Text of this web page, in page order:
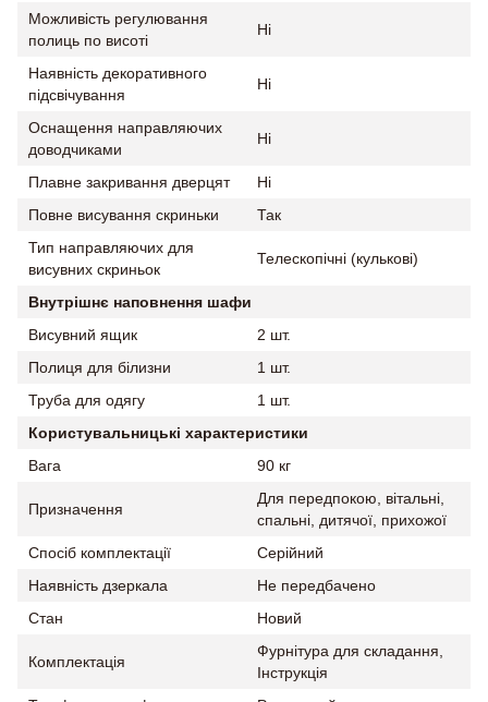
Можливість регулювання
полиць по висоті
Ні
Наявність декоративного
підсвічування
Ні
Оснащення направляючих
доводчиками
Ні
Плавне закривання дверцят
Ні
Повне висування скриньки
Так
Тип направляючих для
висувних скриньок
Телескопічні (кулькові)
Внутрішнє наповнення шафи
Висувний ящик
2 шт.
Полиця для білизни
1 шт.
Труба для одягу
1 шт.
Користувальницькі характеристики
Вага
90 кг
Призначення
Для передпокою, вітальні,
спальні, дитячої, прихожої
Спосіб комплектації
Серійний
Наявність дзеркала
Не передбачено
Стан
Новий
Комплектація
Фурнітура для складання,
Інструкція